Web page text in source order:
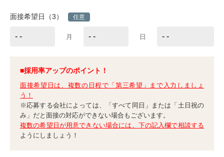
面接希望日（3） 任意
月 日
■採用率アップのポイント！
面接希望日は、複数の日程で「第三希望」まで入力しましょ
う！
※応募する会社によっては、「すべて同日」または「土日祝の
み」だと面接の対応ができない場合もございます。
複数の希望日が用意できない場合には、下の記入欄で相談する
ようにしましょう！